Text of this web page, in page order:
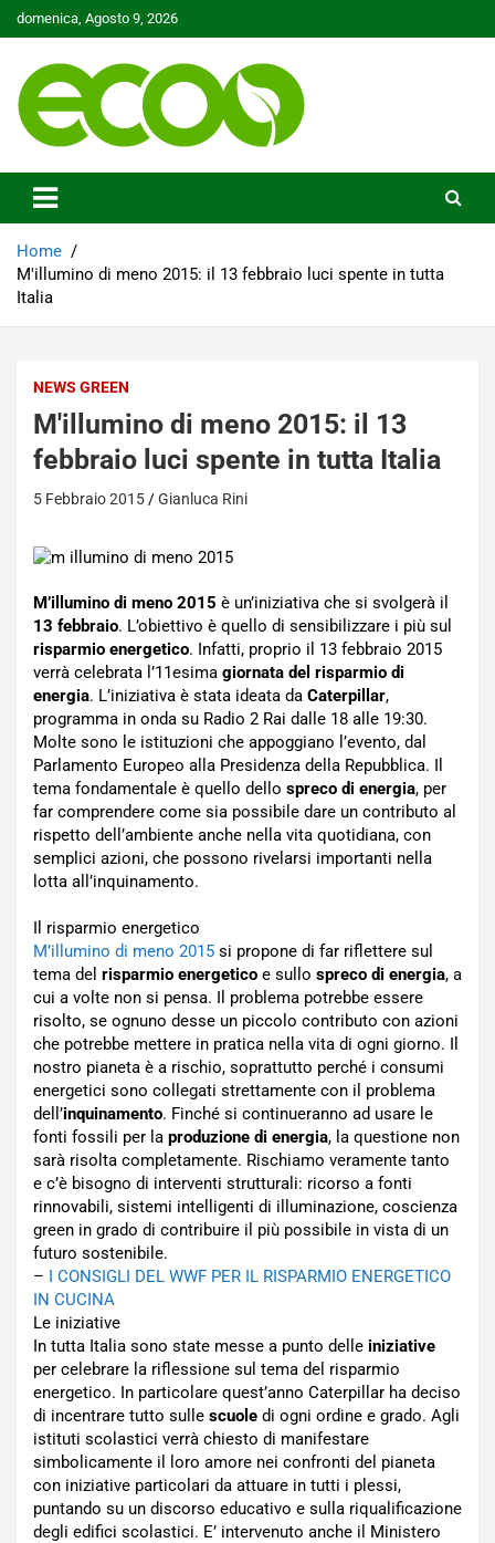
Skip
to
domenica, Agosto 9, 2026
Ecoo.it
Home
M'illumino di meno 2015: il 13 febbraio luci spente in tutta
Italia
NEWS GREEN
M'illumino di meno 2015: il 13
febbraio luci spente in tutta Italia
5 Febbraio 2015 Gianluca Rini
M’illumino di meno 2015 è un’iniziativa che si svolgerà il
13 febbraio. L’obiettivo è quello di sensibilizzare i più sul
risparmio energetico. Infatti, proprio il 13 febbraio 2015
verrà celebrata l’11esima giornata del risparmio di
energia. L’iniziativa è stata ideata da Caterpillar,
programma in onda su Radio 2 Rai dalle 18 alle 19:30.
Molte sono le istituzioni che appoggiano l’evento, dal
Parlamento Europeo alla Presidenza della Repubblica. Il
tema fondamentale è quello dello spreco di energia, per
far comprendere come sia possibile dare un contributo al
rispetto dell’ambiente anche nella vita quotidiana, con
semplici azioni, che possono rivelarsi importanti nella
lotta all’inquinamento.
Il risparmio energetico
M’illumino di meno 2015 si propone di far riflettere sul
tema del risparmio energetico e sullo spreco di energia, a
cui a volte non si pensa. Il problema potrebbe essere
risolto, se ognuno desse un piccolo contributo con azioni
che potrebbe mettere in pratica nella vita di ogni giorno. Il
nostro pianeta è a rischio, soprattutto perché i consumi
energetici sono collegati strettamente con il problema
dell’inquinamento. Finché si continueranno ad usare le
fonti fossili per la produzione di energia, la questione non
sarà risolta completamente. Rischiamo veramente tanto
e c’è bisogno di interventi strutturali: ricorso a fonti
rinnovabili, sistemi intelligenti di illuminazione, coscienza
green in grado di contribuire il più possibile in vista di un
futuro sostenibile.
– I CONSIGLI DEL WWF PER IL RISPARMIO ENERGETICO
IN CUCINA
Le iniziative
In tutta Italia sono state messe a punto delle iniziative
per celebrare la riflessione sul tema del risparmio
energetico. In particolare quest’anno Caterpillar ha deciso
di incentrare tutto sulle scuole di ogni ordine e grado. Agli
istituti scolastici verrà chiesto di manifestare
simbolicamente il loro amore nei confronti del pianeta
con iniziative particolari da attuare in tutti i plessi,
puntando su un discorso educativo e sulla riqualificazione
degli edifici scolastici. E’ intervenuto anche il Ministero